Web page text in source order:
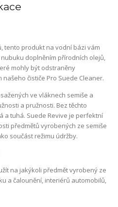
tento produkt na vodní bázi vám
doplněním přírodních olejů,
mohly být odstraněny
čističe Pro Suede Cleaner.
ve vláknech semiše a
a pružnosti. Bez těchto
a tuhá. Suede Revive je perfektní
předmětů vyrobených ze semiše
součást režimu údržby.
na jakýkoli předmět vyrobený ze
a čalounění, interiérů automobilů,